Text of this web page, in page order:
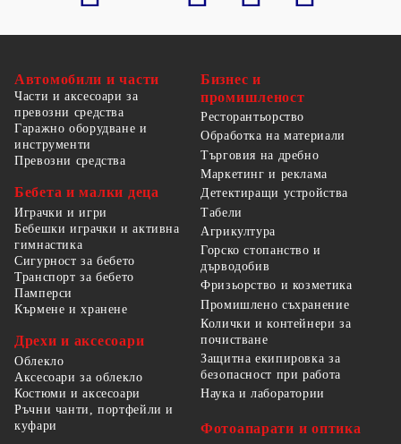
Автомобили и части
Части и аксесоари за
превозни средства
Гаражно оборудване и
инструменти
Превозни средства
Бебета и малки деца
Играчки и игри
Бебешки играчки и активна
гимнастика
Сигурност за бебето
Транспорт за бебето
Памперси
Кърмене и хранене
Дрехи и аксесоари
Облекло
Аксесоари за облекло
Костюми и аксесоари
Ръчни чанти, портфейли и
куфари
Бизнес и
промишленост
Ресторантьорство
Обработка на материали
Търговия на дребно
Маркетинг и реклама
Детектиращи устройства
Табели
Агрикултура
Горско стопанство и
дърводобив
Фризьорство и козметика
Промишлено съхранение
Колички и контейнери за
почистване
Защитна екипировка за
безопасност при работа
Наука и лаборатории
Фотоапарати и оптика